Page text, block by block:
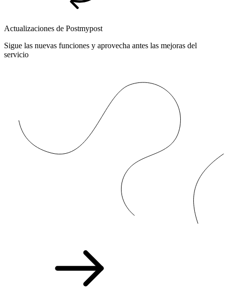
Actualizaciones de Postmypost
Sigue las nuevas funciones y aprovecha antes las mejoras del
servicio